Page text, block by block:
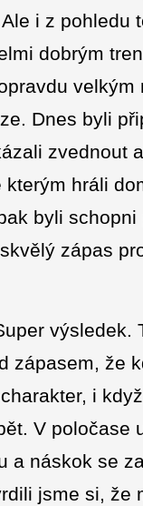
i z pohledu
dobrým
Dnes byli
zvednout
hráli
byli
zápas
výsledek.
zápasem, že
i
V poločase
a náskok se
jsme si, že